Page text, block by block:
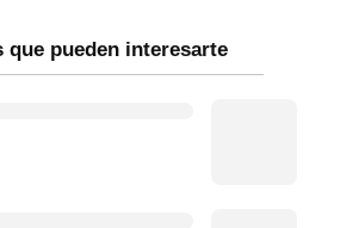
que pueden interesarte